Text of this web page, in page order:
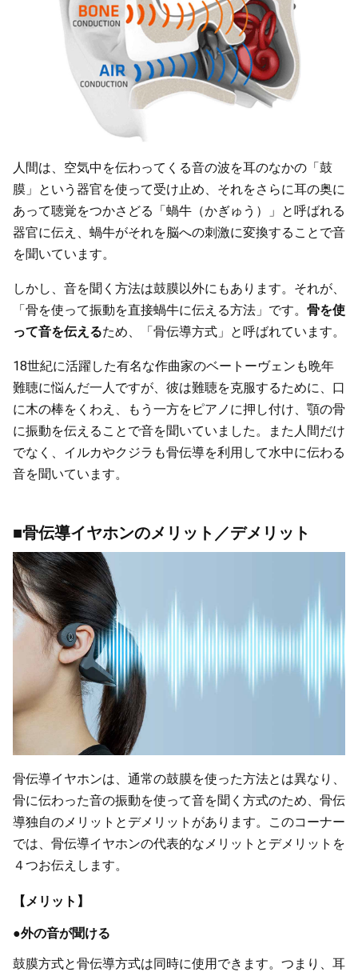
人間は、空気中を伝わってくる音の波を耳のなかの「鼓
膜」という器官を使って受け止め、それをさらに耳の奥に
あって聴覚をつかさどる「蝸牛（かぎゅう）」と呼ばれる
器官に伝え、蝸牛がそれを脳への刺激に変換することで音
を聞いています。
しかし、音を聞く方法は鼓膜以外にもあります。それが、
「骨を使って振動を直接蝸牛に伝える方法」です。 骨を使
って音を伝えるため、「骨伝導方式」と呼ばれています。
18世紀に活躍した有名な作曲家のベートーヴェンも晩年
難聴に悩んだ一人ですが、彼は難聴を克服するために、口
に木の棒をくわえ、もう一方をピアノに押し付け、顎の骨
に振動を伝えることで音を聞いていました。また人間だけ
でなく、イルカやクジラも骨伝導を利用して水中に伝わる
音を聞いています。
■骨伝導イヤホンのメリット／デメリット
骨伝導イヤホンは、通常の鼓膜を使った方法とは異なり、
骨に伝わった音の振動を使って音を聞く方式のため、骨伝
導独自のメリットとデメリットがあります。このコーナー
では、骨伝導イヤホンの代表的なメリットとデメリットを
４つお伝えします。
【メリット】
●外の音が聞ける
鼓膜方式と骨伝導方式は同時に使用できます。つまり、耳